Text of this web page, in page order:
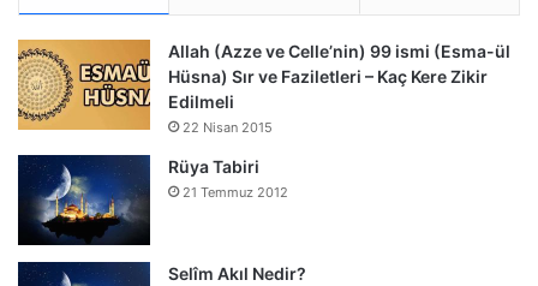
Allah (Azze ve Celle’nin) 99 ismi (Esma-ül
Hüsna) Sır ve Faziletleri – Kaç Kere Zikir
Edilmeli
22 Nisan 2015
Rüya Tabiri
21 Temmuz 2012
Selîm Akıl Nedir?